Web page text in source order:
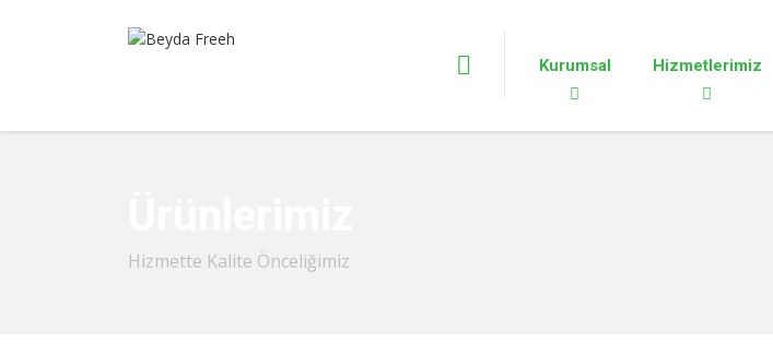
Kurumsal Hizmetlerimiz
Hizmette Kalite Önceliğimiz